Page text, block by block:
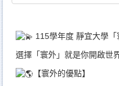
115學年度 靜宜大學「
選擇「寰外」就是你開啟世
【寰外的優點】